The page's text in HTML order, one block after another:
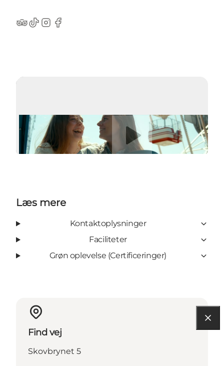
TripAdvisor
TikTokInstagram
Facebook
Afspil video
Læs mere
Kontaktoplysninger
Faciliteter
Grøn oplevelse (Certificeringer)
Find vej
Skovbrynet 5